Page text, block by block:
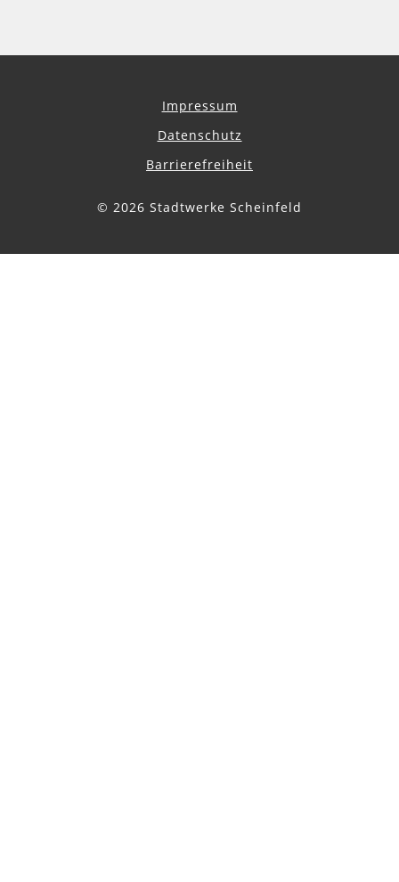
Impressum
Datenschutz
Barrierefreiheit
© 2026 Stadtwerke Scheinfeld